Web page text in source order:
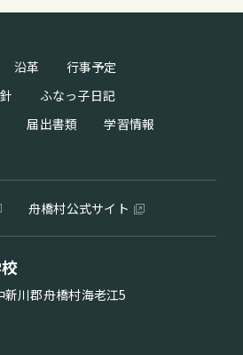
沿革
行事予定
ふなっ子日記
届出書類
学習情報
舟橋村公式サイト
川郡舟橋村海老江5